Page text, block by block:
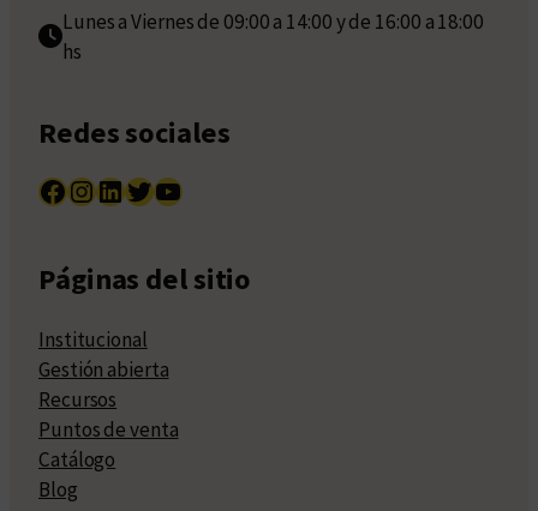
Lunes a Viernes de 09:00 a 14:00 y de 16:00 a 18:00
hs
Redes sociales
Facebook InstagramLinkedIn Twitter YouTube
Páginas del sitio
Institucional
Gestión abierta
Recursos
Puntos de venta
Catálogo
Blog